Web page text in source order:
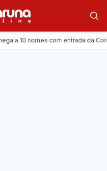
nomes com entrada da Coronel